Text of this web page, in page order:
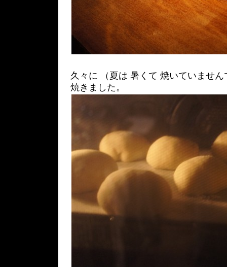
久々に （夏は 暑くて 焼いていませ
焼きました。